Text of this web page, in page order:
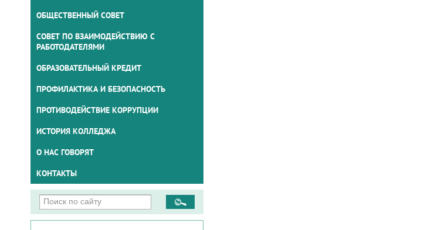
ОБЩЕСТВЕННЫЙ СОВЕТ
СОВЕТ ПО ВЗАИМОДЕЙСТВИЮ С
РАБОТОДАТЕЛЯМИ
ОБРАЗОВАТЕЛЬНЫЙ КРЕДИТ
ПРОФИЛАКТИКА И БЕЗОПАСНОСТЬ
ПРОТИВОДЕЙСТВИЕ КОРРУПЦИИ
ИСТОРИЯ КОЛЛЕДЖА
О НАС ГОВОРЯТ
КОНТАКТЫ